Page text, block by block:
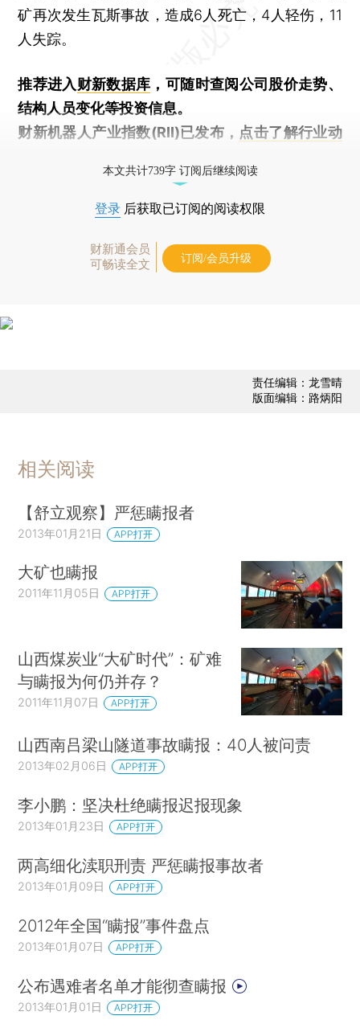
矿再次发生瓦斯事故，造成6人死亡，4人轻伤，11
人失踪。
推荐进入财新数据库 ，可随时查阅公司股价走势、
结构人员变化等投资信息。
财新机器人产业指数(RII)已发布， 点击了解行业动
本文共计739字 订阅后继续阅读
登录 后获取已订阅的阅读权限
财新通会员
可畅读全文
订阅/会员升级
责任编辑：龙雪晴
版面编辑：路炳阳
相关阅读
【舒立观察】严惩瞒报者
2013年01月21日 APP打开
大矿也瞒报
2011年11月05日 APP打开
山西煤炭业“大矿时代”：矿难
与瞒报为何仍并存？
2011年11月07日 APP打开
山西南吕梁山隧道事故瞒报：40人被问责
2013年02月06日 APP打开
李小鹏：坚决杜绝瞒报迟报现象
2013年01月23日 APP打开
两高细化渎职刑责 严惩瞒报事故者
2013年01月09日 APP打开
2012年全国“瞒报”事件盘点
2013年01月07日 APP打开
公布遇难者名单才能彻查瞒报
2013年01月01日 APP打开